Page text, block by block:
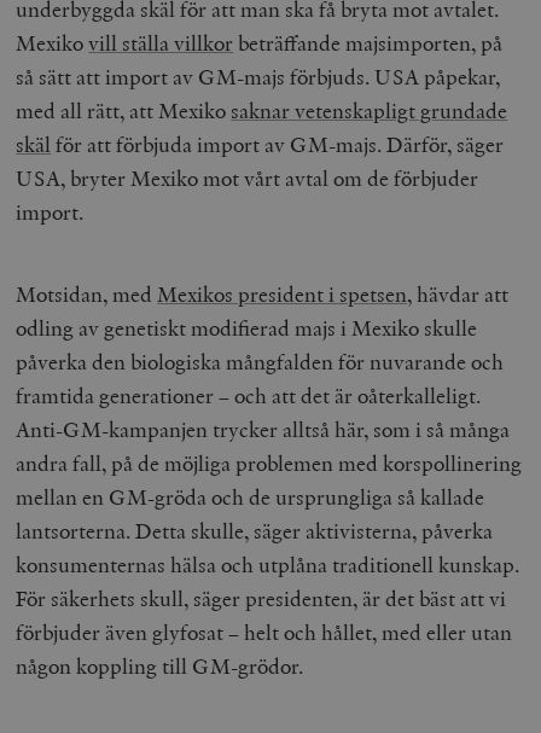
underbyggda skäl för att man ska få bryta mot avtalet.
Mexikovill ställa villkor beträffande majsimporten, på
så sätt att import av GM-majs förbjuds. USA påpekar,
med all rätt, att Mexiko saknar vetenskapligt grundade
skälför att förbjuda import av GM-majs. Därför, säger
USA, bryter Mexiko mot vårt avtal om de förbjuder
import.
Motsidan, medMexikos president i spetsen, hävdar att
odling av genetiskt modifierad majs i Mexiko skulle
påverka den biologiska mångfalden för nuvarande och
framtida generationer – och att det är oåterkalleligt.
Anti-GM-kampanjen trycker alltså här, som i så många
andra fall, på de möjliga problemen med korspollinering
mellan en GM-gröda och de ursprungliga så kallade
lantsorterna. Detta skulle, säger aktivisterna, påverka
konsumenternas hälsa och utplåna traditionell kunskap.
För säkerhets skull, säger presidenten, är det bäst att vi
förbjuder även glyfosat – helt och hållet, med eller utan
någon koppling till GM-grödor.